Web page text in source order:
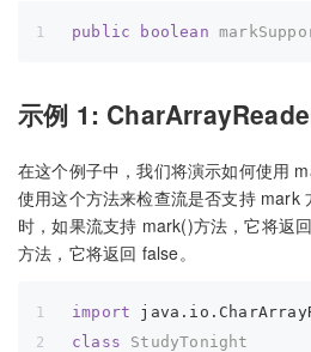
public boolean
示例 1:
在这个例子中，我们将演示如何使用
使用这个方法来检查流是否支持 mark
时，如果流支持 mark()方法，它将返
方法，它将返回 false。
import
class
StudyTonight